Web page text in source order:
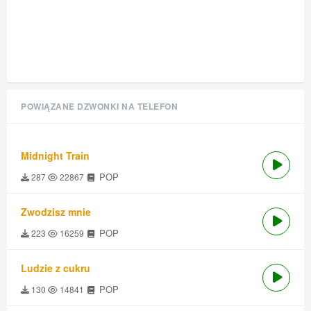
POWIĄZANE DZWONKI NA TELEFON
Midnight Train
287 22867 POP
Zwodzisz mnie
223 16259 POP
Ludzie z cukru
130 14841 POP